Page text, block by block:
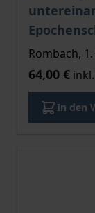
Rombach,
64,00 €
In den